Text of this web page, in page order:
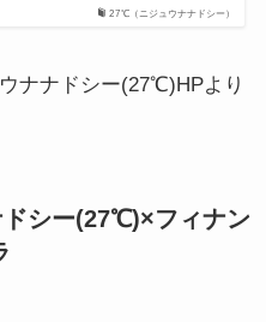
27℃（ニジュウナナドシー）
ナナドシー(27℃)HPより
ドシー(27℃)×フィナン